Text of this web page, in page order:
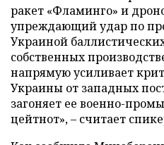
ракет «Фламинго» и
упреждающий удар по
Украиной
собственных
напрямую усиливает
Украины от западных
загоняет ее военно-
цейтнот», – считает